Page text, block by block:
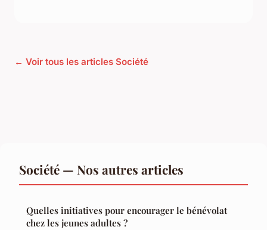
← Voir tous les articles Société
Société — Nos autres articles
Quelles initiatives pour encourager le bénévolat
chez les jeunes adultes ?